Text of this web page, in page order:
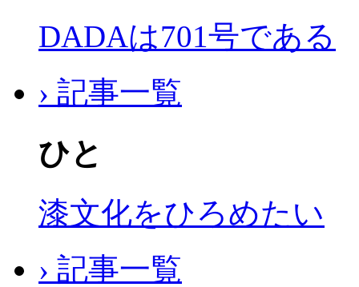
DADAは701号である
› 記事一覧
ひと
漆文化をひろめたい
› 記事一覧